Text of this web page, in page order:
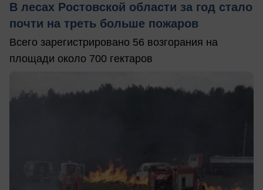
В лесах Ростовской области за год стало
почти на треть больше пожаров
Всего зарегистрировано 56 возгорания на
площади около 700 гектаров